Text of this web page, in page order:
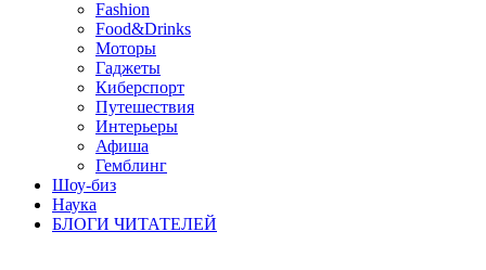
Fashion
Food&Drinks
Моторы
Гаджеты
Киберспорт
Путешествия
Интерьеры
Афиша
Гемблинг
Шоу-биз
Наука
БЛОГИ ЧИТАТЕЛЕЙ